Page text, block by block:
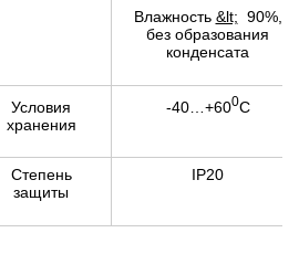
Влажность &lt; 90%,
без образования
конденсата
Условия
хранения
-40…+600С
Степень
защиты
IP20